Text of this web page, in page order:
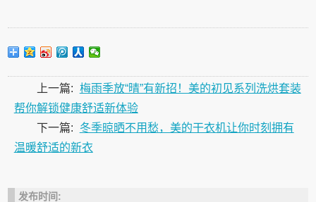
上一篇: 梅雨季放“晴”有新招！美的初见系列洗烘套装
帮你解锁健康舒适新体验
下一篇:
冬季晾晒不用愁，美的干衣机让你时刻拥有
温暖舒适的新衣
发布时间: